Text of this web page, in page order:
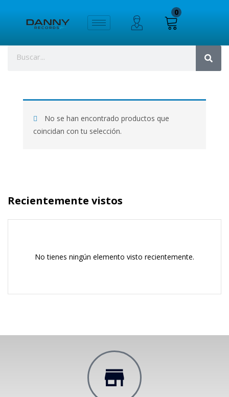
0
No se han encontrado productos que
coincidan con tu selección.
Recientemente vistos
No tienes ningún elemento visto recientemente.